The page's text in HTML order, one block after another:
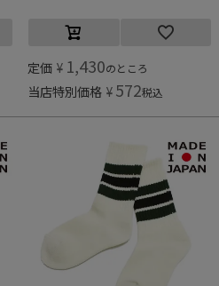
定価 ¥ 1,430のところ
当店特別価格 ¥ 572税込